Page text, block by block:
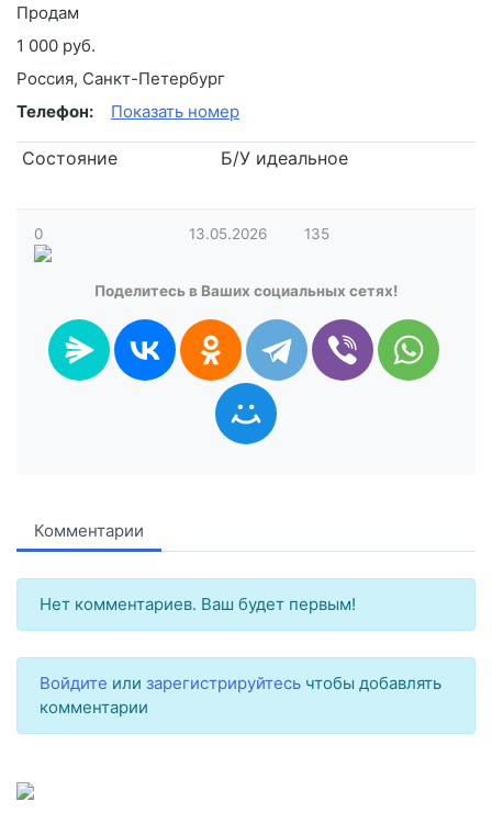
Продам
1 000 руб.
Россия, Санкт-Петербург
Телефон:
Показать номер
Состояние Б/У идеальное
0 13.05.2026 135
Поделитесь в Ваших социальных сетях!
Комментарии
Нет комментариев. Ваш будет первым!
Войдите или зарегистрируйтесь чтобы добавлять
комментарии